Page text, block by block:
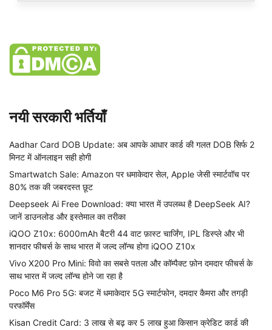
नयी सरकारी भर्तियाँ
Aadhar Card DOB Update: अब आपके आधार कार्ड की गलत DOB सिर्फ 2
मिनट में ऑनलाइन सही होगी
Smartwatch Sale: Amazon पर धमाकेदार सेल, Apple जेसी स्मार्टवॉच पर
80% तक की जबरदस्त छूट
Deepseek Ai Free Download: क्या भारत में उपलब्ध है DeepSeek AI?
जानें डाउनलोड और इस्तेमाल का तरीका
iQOO Z10x: 6000mAh बैटरी 44 वाट फ़ास्ट चार्जिंग, IPL डिस्प्ले और भी
शानदार फीचर्स के साथ भारत में जल्द लॉन्च होगा iQOO Z10x
Vivo X200 Pro Mini: विवो का सबसे पतला और कॉम्पैक्ट फ़ोन दमदार फीचर्स के
साथ भारत में जल्द लॉन्च होने जा रहा है
Poco M6 Pro 5G: बजट में धमाकेदार 5G स्मार्टफोन, दमदार कैमरा और तगड़ी
परफॉर्मेंस
Kisan Credit Card: 3 लाख से बढ़ कर 5 लाख हुआ किसान क्रेडिट कार्ड की